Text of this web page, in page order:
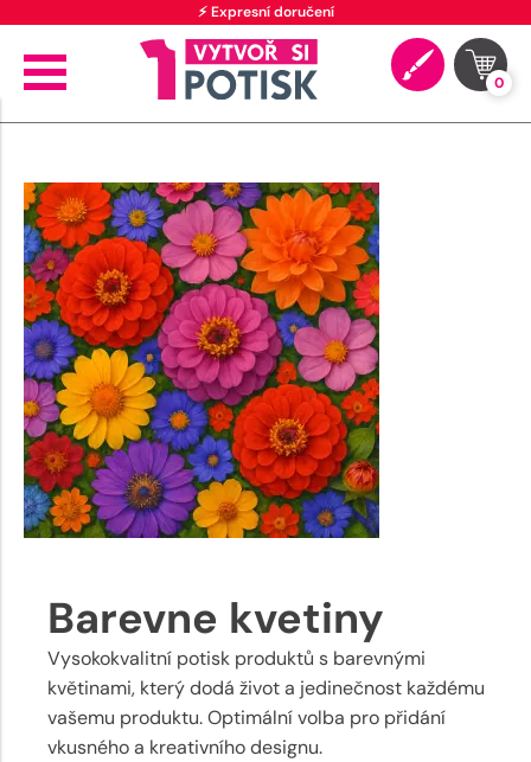
⚡ Expresní doručení
0
Barevne kvetiny
Vysokokvalitní potisk produktů s barevnými
květinami, který dodá život a jedinečnost každému
vašemu produktu. Optimální volba pro přidání
vkusného a kreativního designu.